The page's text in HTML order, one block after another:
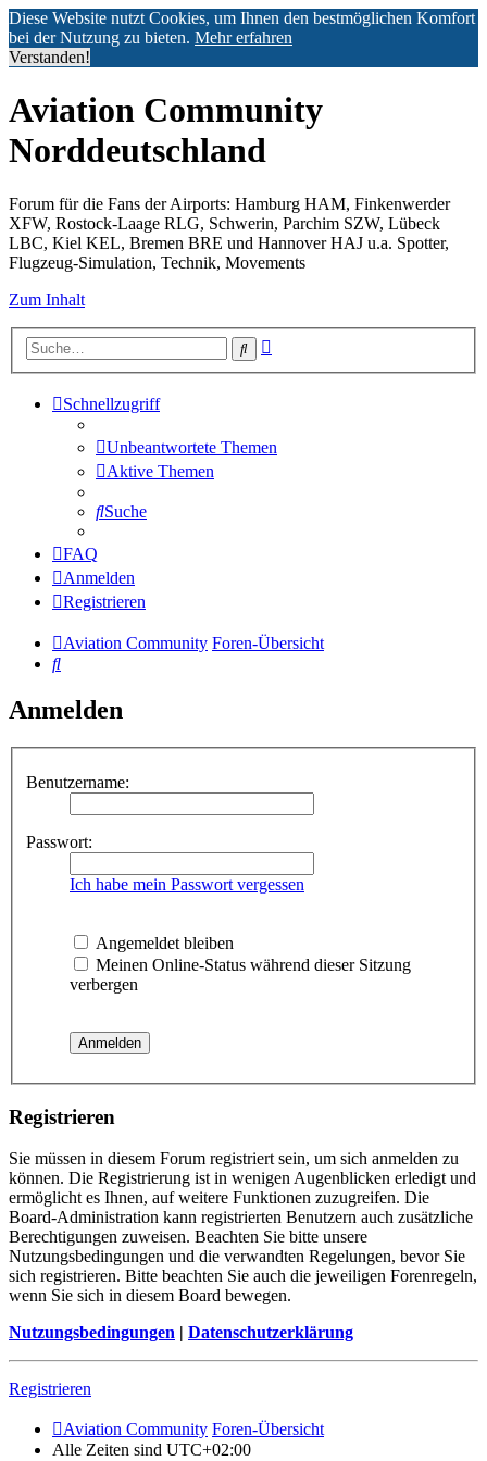
Diese Website nutzt Cookies, um Ihnen den bestmöglichen Komfort
bei der Nutzung zu bieten. Mehr erfahren
Verstanden!
Aviation Community
Norddeutschland
Forum für die Fans der Airports: Hamburg HAM, Finkenwerder
XFW, Rostock-Laage RLG, Schwerin, Parchim SZW, Lübeck
LBC, Kiel KEL, Bremen BRE und Hannover HAJ u.a. Spotter,
Flugzeug-Simulation, Technik, Movements
Zum Inhalt
Suche
Schnellzugriff
Unbeantwortete Themen
Aktive Themen
Suche
FAQ
Anmelden
Registrieren
Aviation Community Foren-Übersicht
Suche
Anmelden
Benutzername:
Passwort:
Ich habe mein Passwort vergessen
Angemeldet bleiben
Meinen Online-Status während dieser Sitzung
verbergen
Registrieren
Sie müssen in diesem Forum registriert sein, um sich anmelden zu
können. Die Registrierung ist in wenigen Augenblicken erledigt und
ermöglicht es Ihnen, auf weitere Funktionen zuzugreifen. Die
Board-Administration kann registrierten Benutzern auch zusätzliche
Berechtigungen zuweisen. Beachten Sie bitte unsere
Nutzungsbedingungen und die verwandten Regelungen, bevor Sie
sich registrieren. Bitte beachten Sie auch die jeweiligen Forenregeln,
wenn Sie sich in diesem Board bewegen.
Nutzungsbedingungen | Datenschutzerklärung
Registrieren
Aviation Community Foren-Übersicht
Alle Zeiten sind UTC+02:00